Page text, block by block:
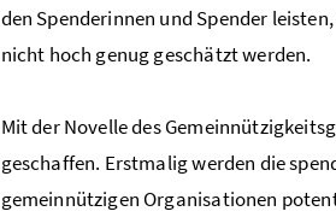
den Spenderinnen und Spender
nicht hoch genug geschätzt werden.
Mit der Novelle des
geschaffen. Erstmalig werden die
gemeinnützigen Organisationen